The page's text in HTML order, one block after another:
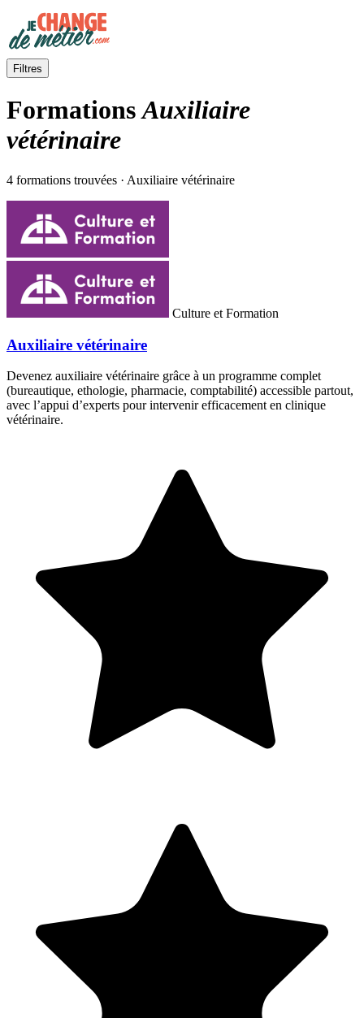
Filtres
FormationsAuxiliaire
vétérinaire
4 formations trouvées · Auxiliaire vétérinaire
Culture et Formation
Auxiliaire vétérinaire
Devenez auxiliaire vétérinaire grâce à un programme complet
(bureautique, ethologie, pharmacie, comptabilité) accessible partout,
avec l’appui d’experts pour intervenir efficacement en clinique
vétérinaire.